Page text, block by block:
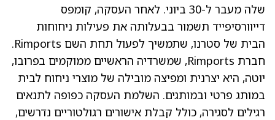
שלה מעבר ל-30 ביוני. לאחר העסקה, קומפס
דייוורסיפייד תשמור בבעלותה את פעילות ניחוחות
הבית של סטרנו, שתמשיך לפעול תחת השם Rimports.
חברת Rimports, שמשרדיה הראשיים ממוקמים בפרובו,
יוטה, היא יצרנית ומפיצה מובילה של מוצרי ניחוח לבית
במותג פרטי ובמותגים. השלמת העסקה כפופה לתנאים
רגילים לסגירה, כולל קבלת אישורים רגולטוריים נדרשים,